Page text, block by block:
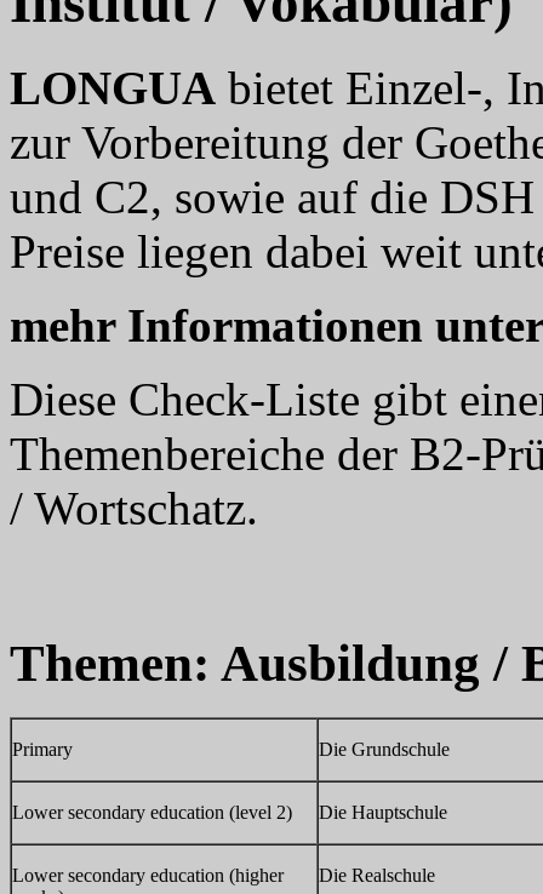
LONGUA bietet Einzel-,
zur Vorbereitung der
und C2, sowie auf die
Preise liegen dabei weit
mehr Informationen
Diese Check-Liste gibt
Themenbereiche der B2-
/ Wortschatz.
Themen: Ausbildung /
Primary Die Grundschule
Lower secondary education (level 2) Die Hauptschule
Lower secondary education (higher
Die Realschule